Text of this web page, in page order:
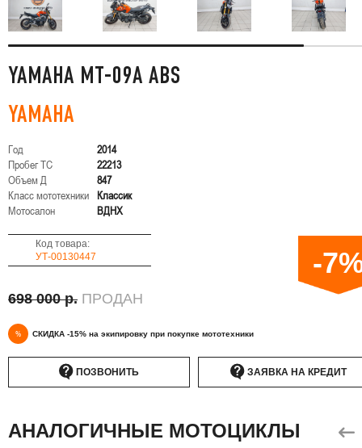
YAMAHA MT-09A ABS
YAMAHA
Год
2014
Пробег ТС
22213
Объем Д
847
Класс мототехники
Классик
Мотосалон
ВДНХ
Код товара:
УТ-00130447
-
698 000 р. ПРОДАН
% СКИДКА -15% на экипировку при покупке мототехники
ПОЗВОНИТЬ ЗАЯВКА НА КРЕДИТ
АНАЛОГИЧНЫЕ МОТОЦИКЛЫ